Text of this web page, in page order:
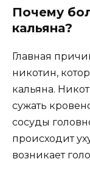
Почему
кальяна?
Главная
никотин,
кальяна.
сужать
сосуды
происходит
возникает